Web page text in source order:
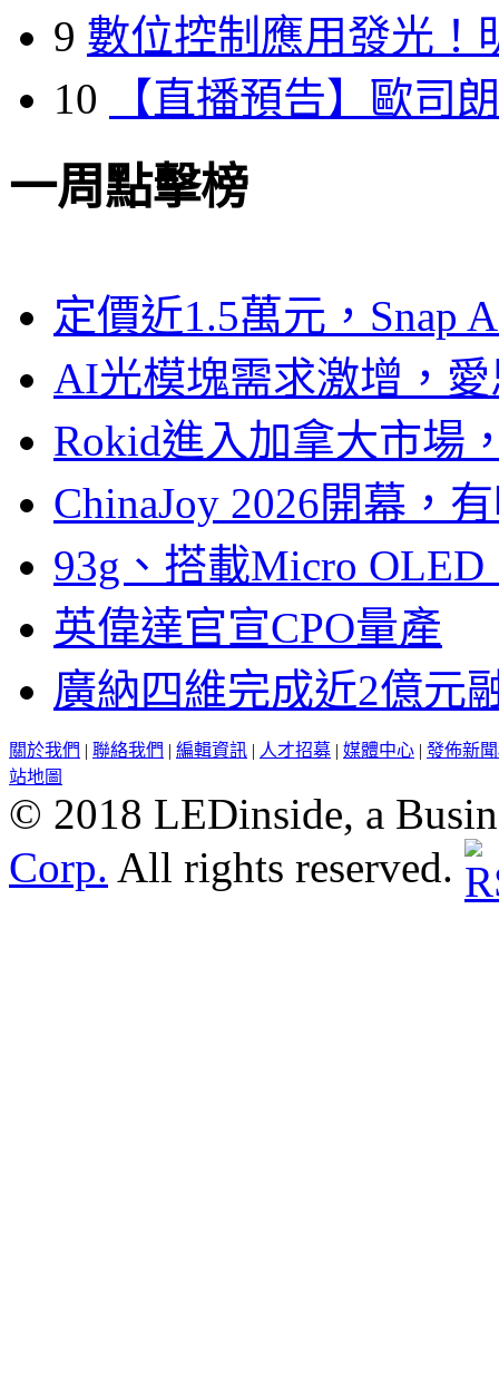
9 數位控制應用發光！
10
【直播預告】歐司
一周點擊榜
定價近1.5萬元，Snap
AI光模塊需求激增，
Rokid進入加拿大市場
ChinaJoy 2026開幕，
93g、搭載Micro
英偉達官宣CPO量產
廣納四維完成近2億元
關於我們 | 聯絡我們 | 編輯資訊 | 人才招募 | 媒體中心 | 發佈新
站地圖
© 2018 LEDinside, a
Corp. All rights reserved.